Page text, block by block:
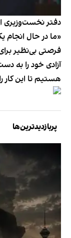
دفتر نخست‌وزیری
«ما در حال انجام
فرصتی بی‌نظیر
آزادی خود را به
هستیم تا این کار
پربازدیدترین‌ها